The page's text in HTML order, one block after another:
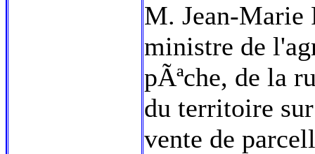
M. Jean-Marie
ministre de
pÃªche, de la
du territoire
vente de